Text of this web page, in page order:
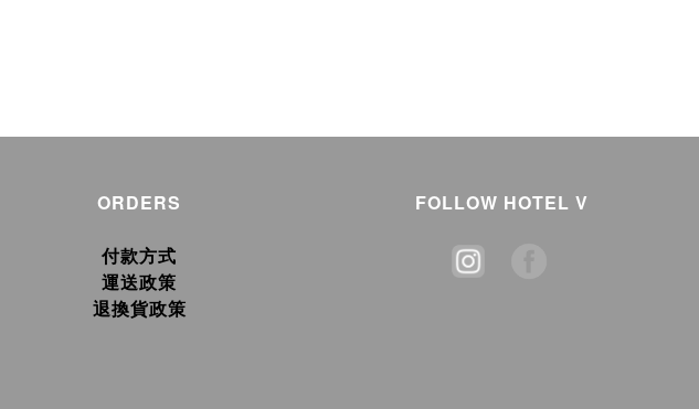
ORDERS
付款方式
運送政策
退換貨政策
FOLLOW HOTEL V